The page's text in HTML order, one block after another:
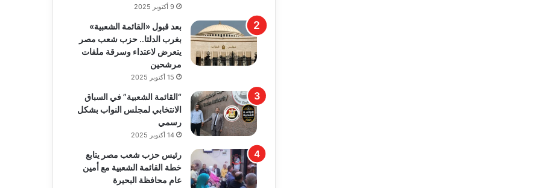
9 أكتوبر 2025
بعد قبول «القائمة الشعبية»
بغرب الدلتا.. حزب شعب مصر
يتعرض لاعتداء وسرقة ملفات
مرشحين
15 أكتوبر 2025
“القائمة الشعبية” في السباق
الانتخابي لمجلس النواب بشكل
رسمي
14 أكتوبر 2025
رئيس حزب شعب مصر يتابع
خطة القائمة الشعبية مع أمين
عام محافظة البحيرة